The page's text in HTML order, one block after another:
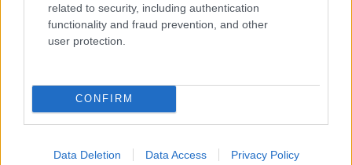
related to security, including authentication
functionality and fraud prevention, and other
user protection.
CONFIRM
Data Deletion Data Access Privacy Policy
Come pulire le cozze in modo perfetto: guida pratica
per principianti
LIFESTYLE